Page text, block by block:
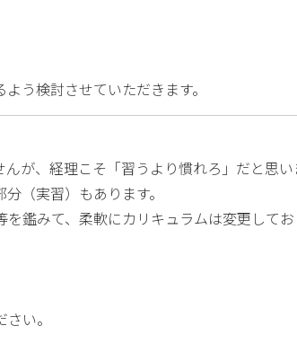
う検討させていただきます。
が、経理こそ「習うより慣れろ」だと思い
（実習）もあります。
鑑みて、柔軟にカリキュラムは変更してお
い。